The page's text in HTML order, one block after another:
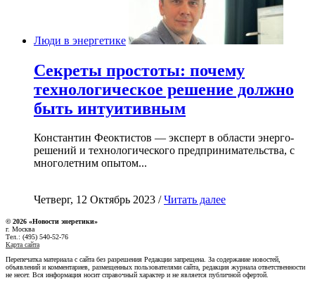
Люди в энергетике
Секреты простоты: почему
технологическое решение должно
быть интуитивным
Константин Феоктистов — эксперт в области энерго-
решений и технологического предпринимательства, с
многолетним опытом...
Четверг, 12 Октябрь 2023 /Читать далее
© 2026 «Новости энеретики»
г. Москва
Тел.: (495) 540-52-76
Карта сайта
Перепечатка материала с сайта без разрешения Редакции запрещена. За содержание новостей,
объявлений и комментариев, размещенных пользователями сайта, редакция журнала ответственности
не несет. Вся информация носит справочный характер и не является публичной офертой.